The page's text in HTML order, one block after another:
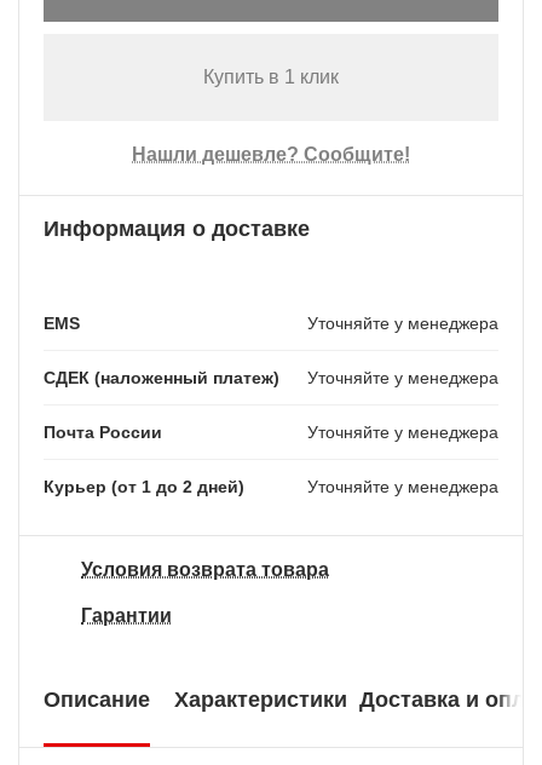
Купить в 1 клик
Нашли дешевле? Сообщите!
Информация о доставке
EMS Уточняйте у менеджера
СДЕК (наложенный платеж) Уточняйте у менеджера
Почта России Уточняйте у менеджера
Курьер (от 1 до 2 дней) Уточняйте у менеджера
Условия возврата товара
Гарантии
Описание Характеристики Доставка и